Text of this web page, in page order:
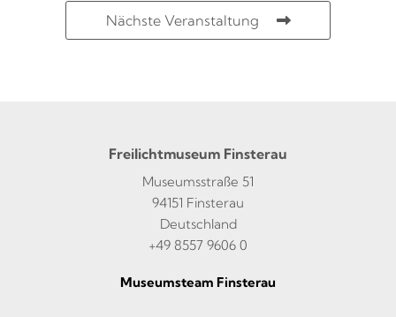
Nächste Veranstaltung
Freilichtmuseum Finsterau
Museumsstraße 51
94151 Finsterau
Deutschland
+49 8557 9606 0
Museumsteam Finsterau